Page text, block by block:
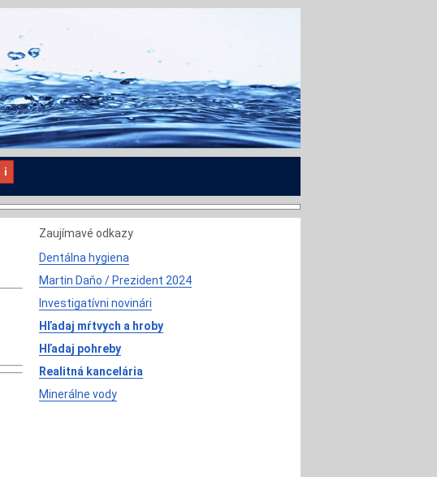
i
Zaujímavé odkazy
Dentálna hygiena
Martin Daňo / Prezident 2024
Investigatívni novinári
Hľadaj mŕtvych a hroby
Hľadaj pohreby
Realitná kancelária
Minerálne vody